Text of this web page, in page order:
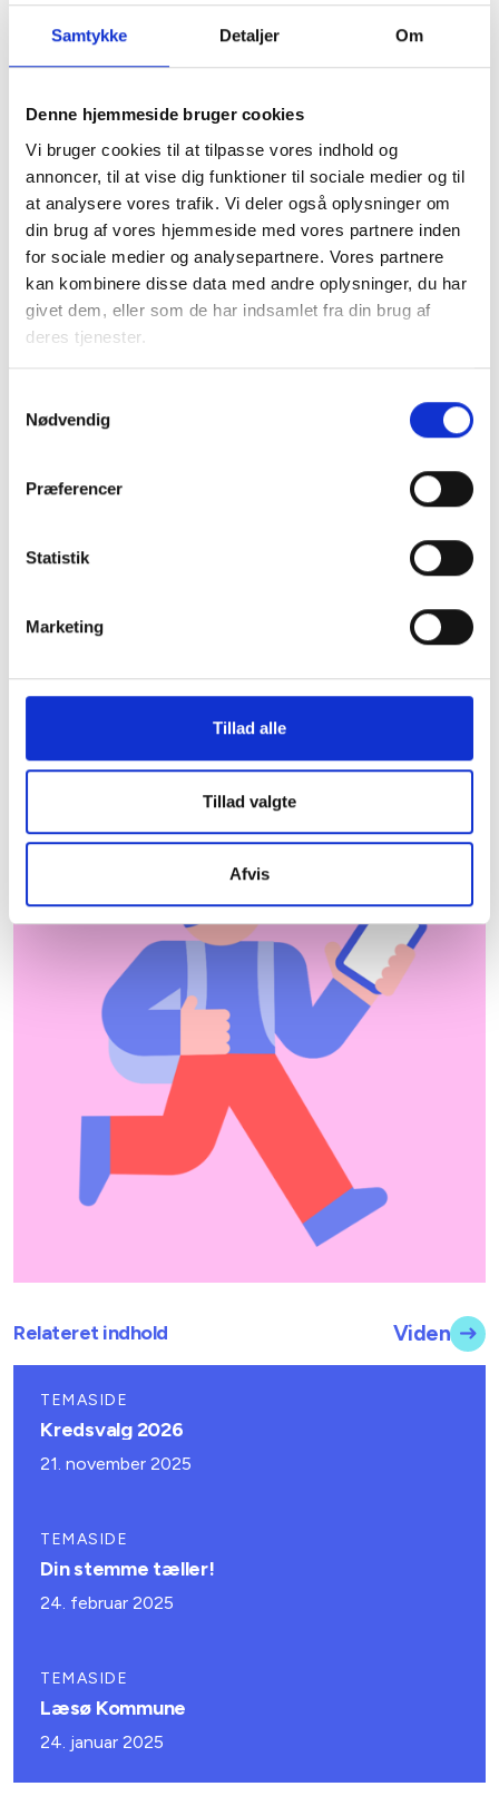
Samtykke Detaljer Om
Denne hjemmeside bruger cookies
Vi bruger cookies til at tilpasse vores indhold og
annoncer, til at vise dig funktioner til sociale medier og til
at analysere vores trafik. Vi deler også oplysninger om
din brug af vores hjemmeside med vores partnere inden
for sociale medier og analysepartnere. Vores partnere
kan kombinere disse data med andre oplysninger, du har
givet dem, eller som de har indsamlet fra din brug af
deres tjenester.
Nødvendig
Præferencer
Statistik
Marketing
Tillad alle
Tillad valgte
Afvis
I samarbejde med kommunen tager den almene sektor
socialt ansvar og løser en række opgaver, blandt andet
med boligsocial anvisning og aftaler om fleksibel udlejning
af de almene boliger.
Almene boliger drives uden profit, så ingen tjener på
huslejen. En del af beboernes husleje går til
Landsbyggefonden, som støtter fysiske og sociale
indsatser i almene boligområder. Dette sikrer, at by- og
Faktaark om almene boliger i
De almene boligorganisationer er centrale aktører
nyttig information om almene boliger i Ringsted
Hvor kommer dataene
Relateret indhold Viden
TEMASIDE
Kredsvalg 2026
21. november 2025
TEMASIDE
Din stemme tæller!
24. februar 2025
TEMASIDE
Læsø Kommune
24. januar 2025